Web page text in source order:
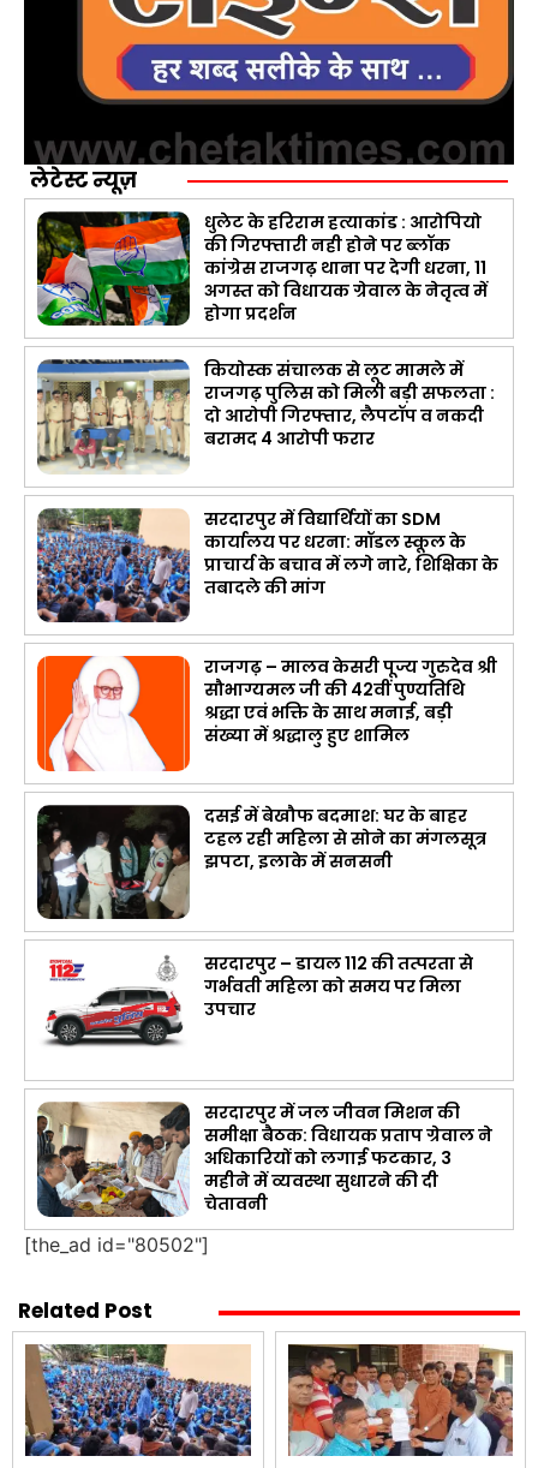
लेटेस्ट न्यूज़
धुलेट के हरिराम हत्याकांड : आरोपियो
की गिरफ्तारी नही होने पर ब्लॉक
कांग्रेस राजगढ़ थाना पर देगी धरना, 11
अगस्त को विधायक ग्रेवाल के नेतृत्व में
होगा प्रदर्शन
कियोस्क संचालक से लूट मामले में
राजगढ़ पुलिस को मिली बड़ी सफलता :
दो आरोपी गिरफ्तार, लैपटॉप व नकदी
बरामद 4 आरोपी फरार
सरदारपुर में विद्यार्थियों का SDM
कार्यालय पर धरना: मॉडल स्कूल के
प्राचार्य के बचाव में लगे नारे, शिक्षिका के
तबादले की मांग
राजगढ़ – मालव केसरी पूज्य गुरुदेव श्री
सौभाग्यमल जी की 42वीं पुण्यतिथि
श्रद्धा एवं भक्ति के साथ मनाई, बड़ी
संख्या में श्रद्धालु हुए शामिल
दसई में बेखौफ बदमाश: घर के बाहर
टहल रही महिला से सोने का मंगलसूत्र
झपटा, इलाके में सनसनी
सरदारपुर – डायल 112 की तत्परता से
गर्भवती महिला को समय पर मिला
उपचार
सरदारपुर में जल जीवन मिशन की
समीक्षा बैठक: विधायक प्रताप ग्रेवाल ने
अधिकारियों को लगाई फटकार, 3
महीने में व्यवस्था सुधारने की दी
चेतावनी
[the_ad id="80502"]
Related Post